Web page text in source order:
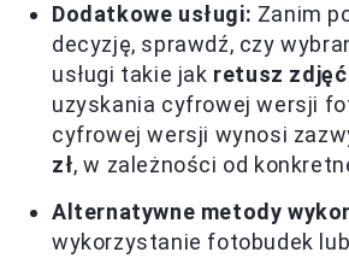
Dodatkowe usługi: Zanim
decyzję, sprawdź, czy
usługi takie jak retusz zdjęć
uzyskania cyfrowej wersji
cyfrowej wersji wynosi
zł, w zależności od
Alternatywne metody
wykorzystanie fotobudek